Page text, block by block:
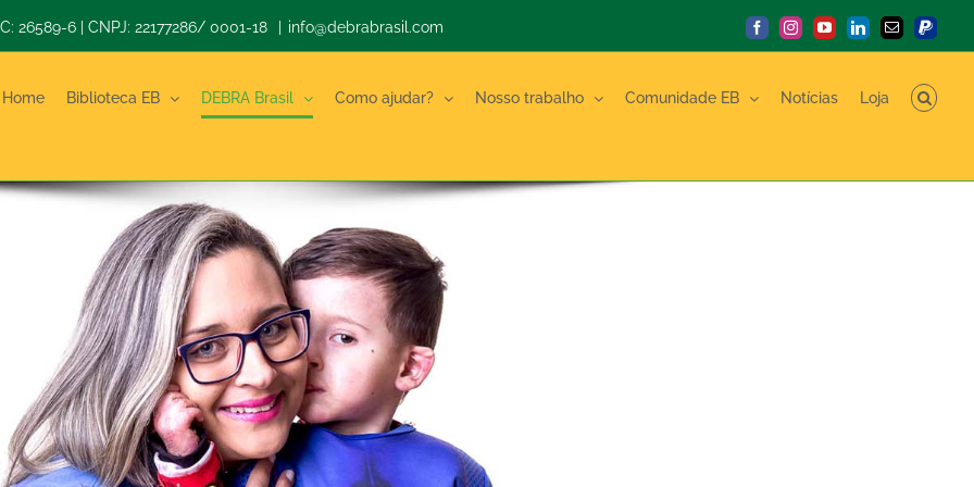
26589-6 | CNPJ: 22177286/ 0001-18 info@debrabrasil.com FacebookInstagramYouTubeLinkedIn
E-
PayPal
Home Biblioteca EB DEBRA Brasil Como ajudar? Nosso trabalho Comunidade EB Notícias Loja